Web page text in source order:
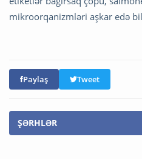
mikroorqanizmləri aşkar edə
Paylaş Tweet
ŞƏRHLƏR